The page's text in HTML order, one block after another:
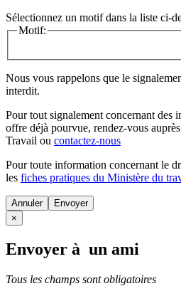
Sélectionnez un motif dans la liste ci-
Motif:
Nous vous rappelons que le
interdit.
Pour tout signalement concernant des
offre déjà pourvue, rendez-vous
Travail ou contactez-nous
Pour toute information concernant le
les fiches pratiques du Ministère du
Annuler
×
Envoyer à un ami
Tous les champs sont obligatoires